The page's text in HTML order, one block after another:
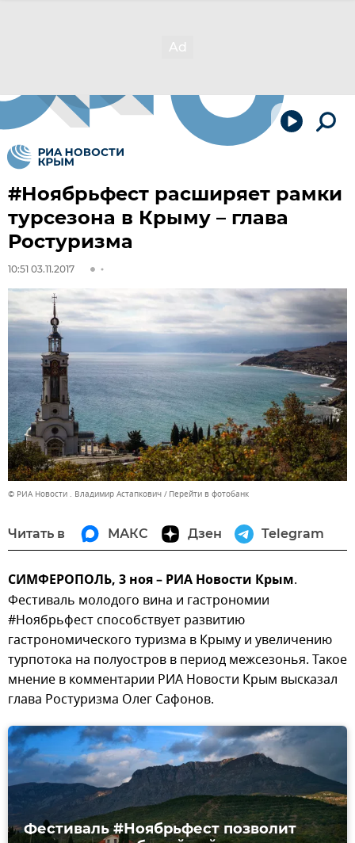
#Ноябрьфест расширяет рамки
турсезона в Крыму – глава
Ростуризма
10:51 03.11.2017
© РИА Новости . Владимир Астапкович Перейти в фотобанк
Читать в МАКС Дзен Telegram
СИМФЕРОПОЛЬ, 3 ноя – РИА Новости Крым.
Фестиваль молодого вина и гастрономии
#Ноябрьфест способствует развитию
гастрономического туризма в Крыму и увеличению
турпотока на полуостров в период межсезонья. Такое
мнение в комментарии РИА Новости Крым высказал
глава Ростуризма Олег Сафонов.
Фестиваль #Ноябрьфест позволит